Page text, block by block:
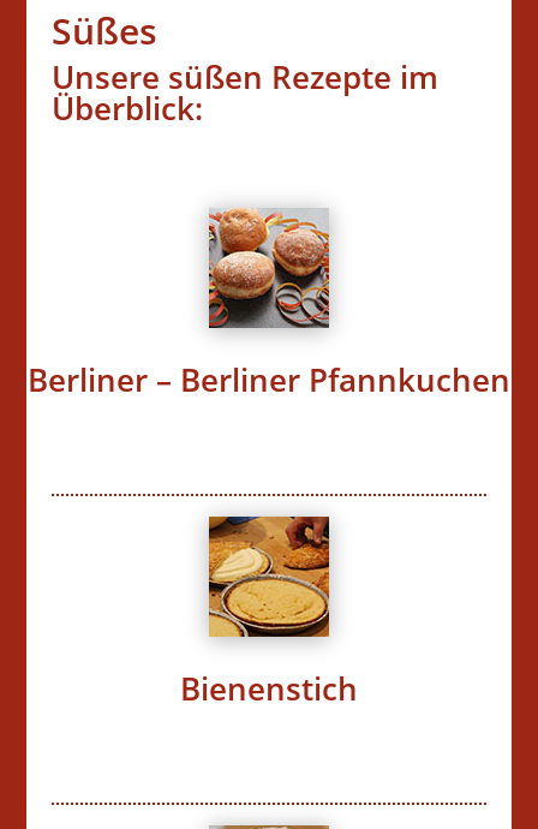
Süßes
Unsere süßen Rezepte im
Überblick:
Berliner – Berliner Pfannkuchen
Bienenstich